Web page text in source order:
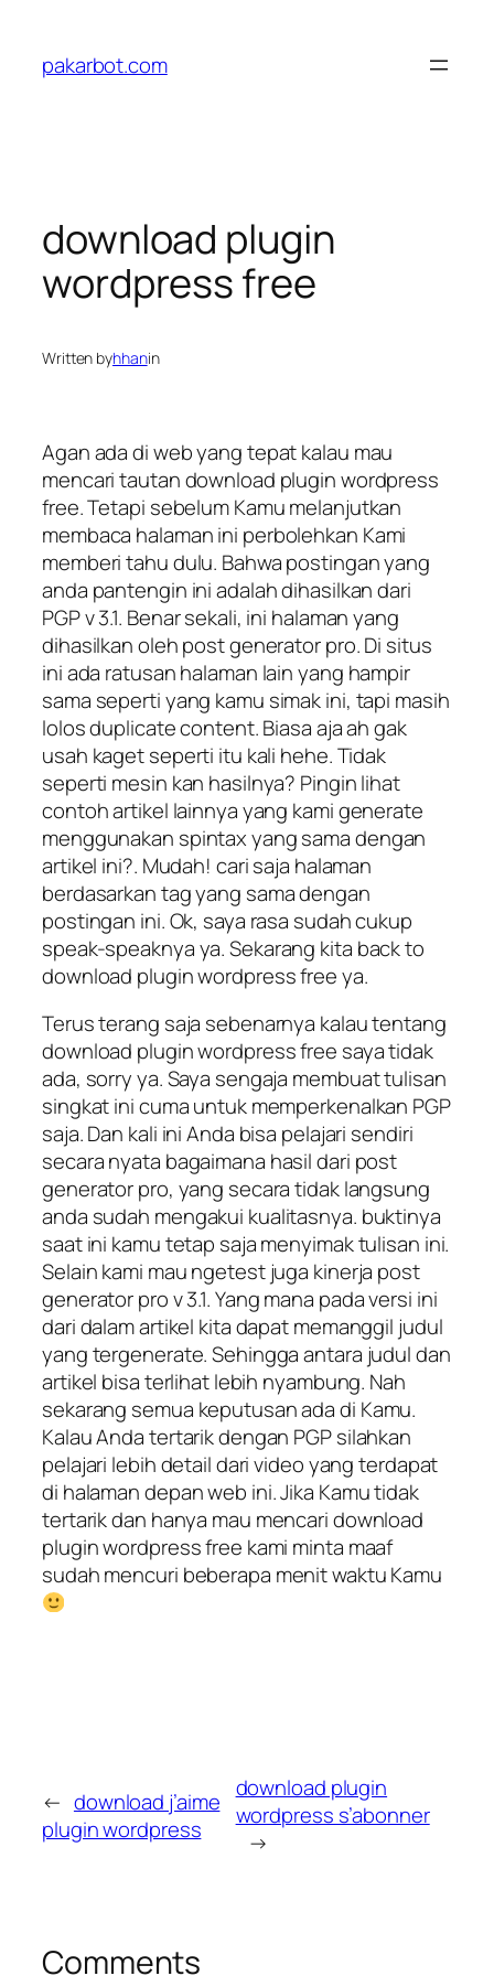
content
pakarbot.com
download plugin
wordpress free
Written byhhanin
Agan ada di web yang tepat kalau mau
mencari tautan download plugin wordpress
free. Tetapi sebelum Kamu melanjutkan
membaca halaman ini perbolehkan Kami
memberi tahu dulu. Bahwa postingan yang
anda pantengin ini adalah dihasilkan dari
PGP v 3.1. Benar sekali, ini halaman yang
dihasilkan oleh post generator pro. Di situs
ini ada ratusan halaman lain yang hampir
sama seperti yang kamu simak ini, tapi masih
lolos duplicate content. Biasa aja ah gak
usah kaget seperti itu kali hehe. Tidak
seperti mesin kan hasilnya? Pingin lihat
contoh artikel lainnya yang kami generate
menggunakan spintax yang sama dengan
artikel ini?. Mudah! cari saja halaman
berdasarkan tag yang sama dengan
postingan ini. Ok, saya rasa sudah cukup
speak-speaknya ya. Sekarang kita back to
download plugin wordpress free ya.
Terus terang saja sebenarnya kalau tentang
download plugin wordpress free saya tidak
ada, sorry ya. Saya sengaja membuat tulisan
singkat ini cuma untuk memperkenalkan PGP
saja. Dan kali ini Anda bisa pelajari sendiri
secara nyata bagaimana hasil dari post
generator pro, yang secara tidak langsung
anda sudah mengakui kualitasnya. buktinya
saat ini kamu tetap saja menyimak tulisan ini.
Selain kami mau ngetest juga kinerja post
generator pro v 3.1. Yang mana pada versi ini
dari dalam artikel kita dapat memanggil judul
yang tergenerate. Sehingga antara judul dan
artikel bisa terlihat lebih nyambung. Nah
sekarang semua keputusan ada di Kamu.
Kalau Anda tertarik dengan PGP silahkan
pelajari lebih detail dari video yang terdapat
di halaman depan web ini. Jika Kamu tidak
tertarik dan hanya mau mencari download
plugin wordpress free kami minta maaf
sudah mencuri beberapa menit waktu Kamu
← download j’aime
plugin wordpress
download plugin
wordpress s’abonner
→
Comments